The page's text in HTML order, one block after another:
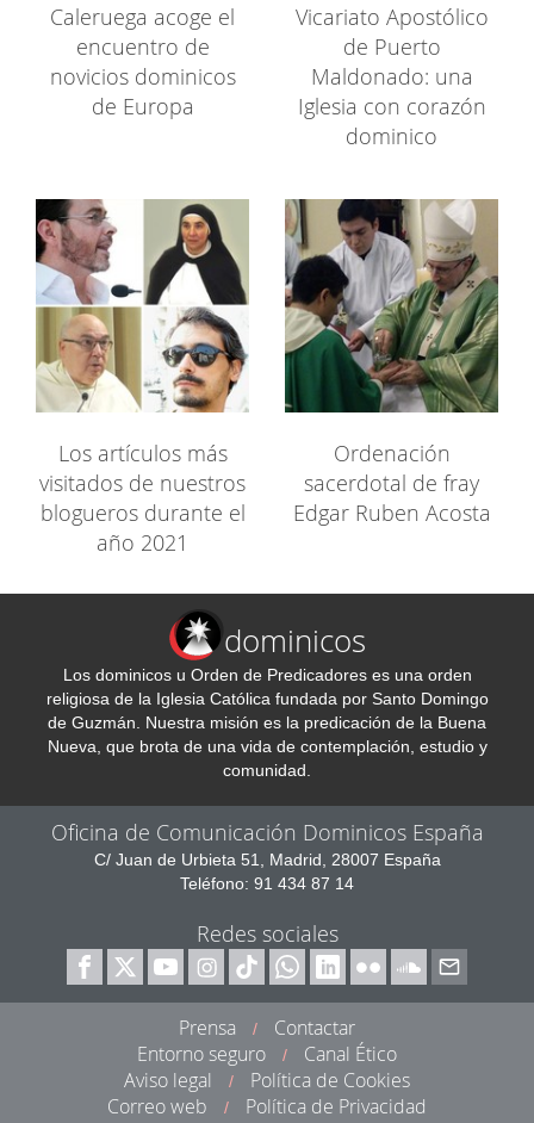
Caleruega acoge el
encuentro de
novicios dominicos
de Europa
Vicariato Apostólico
de Puerto
Maldonado: una
Iglesia con corazón
dominico
Los artículos más
visitados de nuestros
blogueros durante el
año 2021
Ordenación
sacerdotal de fray
Edgar Ruben Acosta
dominicos
Los dominicos u Orden de Predicadores es una orden
religiosa de la Iglesia Católica fundada por Santo Domingo
de Guzmán. Nuestra misión es la predicación de la Buena
Nueva, que brota de una vida de contemplación, estudio y
comunidad.
Oficina de Comunicación Dominicos España
C/ Juan de Urbieta 51, Madrid, 28007 España
Teléfono: 91 434 87 14
Redes sociales
Prensa /
Contactar
Entorno seguro
/
Canal Ético
Aviso legal
/
Política de Cookies
Correo web
/ Política de Privacidad